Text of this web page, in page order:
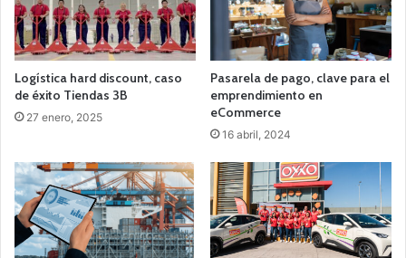
Logística hard discount, caso
de éxito Tiendas 3B
27 enero, 2025
Pasarela de pago, clave para el
emprendimiento en
eCommerce
16 abril, 2024